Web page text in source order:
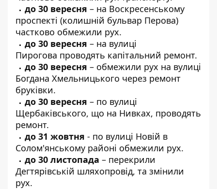
до 30 вересня – на Воскресенському
проспекті (колишній бульвар Перова)
частково обмежили рух.
до 30 вересня – на вулиці
Пирогова проводять капітальний ремонт.
до 30 вересня – обмежили рух на вулиці
Богдана Хмельницького через ремонт
бруківки.
до 30 вересня – по вулиці
Щербаківського, що на Нивках, проводять
ремонт.
до 31 жовтня - по вулиці Новій в
Солом'янському районі обмежили рух.
до 30 листопада – перекрили
Дегтярівській шляхопровід, та змінили
рух.